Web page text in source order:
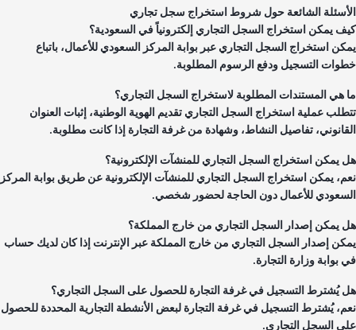
الشائعة حول شروط استخراج سجل تجاري
يمكن استخراج السجل التجاري إلكترونياً في السعودية؟
استخراج السجل التجاري عبر بوابة المركز السعودي للأعمال، باتباع
التسجيل ودفع الرسوم المطلوبة.
هي المستندات المطلوبة لاستخراج السجل التجاري؟
عملية استخراج السجل التجاري تقديم الهوية الوطنية، إثبات العنوان
تفاصيل النشاط، وشهادة من غرفة التجارة إذا كانت مطلوبة.
يمكن استخراج السجل التجاري للمنشآت الإلكترونية؟
يمكن استخراج السجل التجاري للمنشآت الإلكترونية عن طريق بوابة المركز
للأعمال دون الحاجة لحضور شخصي.
يمكن إصدار السجل التجاري من خارج المملكة؟
إصدار السجل التجاري من خارج المملكة عبر الإنترنت إذا كان لديك حساب
بوابة وزارة التجارة.
يُشترط التسجيل في غرفة التجارة للحصول على السجل التجاري؟
يُشترط التسجيل في غرفة التجارة لبعض الأنشطة التجارية المحددة للحصول
السجل التجاري.